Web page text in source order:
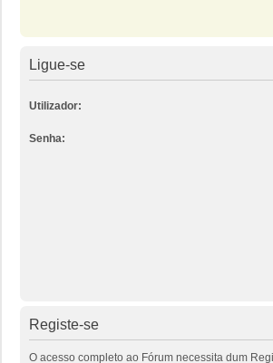
Ligue-se
Utilizador:
Senha:
Registe-se
O acesso completo ao Fórum necessita dum